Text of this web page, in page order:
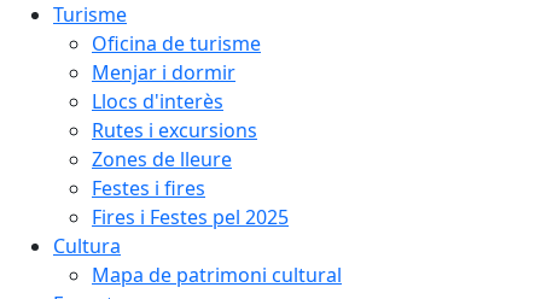
Turisme
Oficina de turisme
Menjar i dormir
Llocs d'interès
Rutes i excursions
Zones de lleure
Festes i fires
Fires i Festes pel 2025
Cultura
Mapa de patrimoni cultural